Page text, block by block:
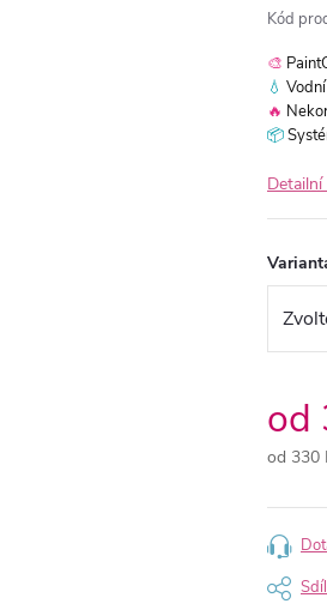
Kód
🎨
💧
🔥
📦
od
od 330
cena: